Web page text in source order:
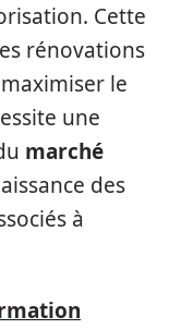
Cette
rénovations
le
une
marché
des
à